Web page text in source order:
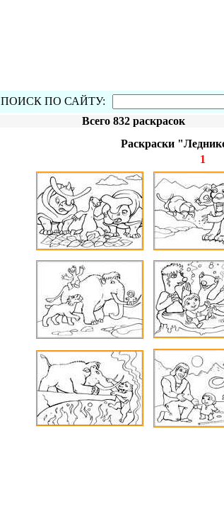
ПОИСК ПО САЙТУ:
Всего 832 раскрасок
Раскраски
1